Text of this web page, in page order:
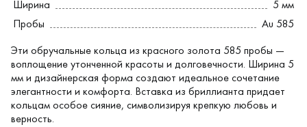
Ширина
5 мм
Пробы
Au 585
Эти обручальные кольца из красного золота 585 пробы —
воплощение утонченной красоты и долговечности. Ширина 5
мм и дизайнерская форма создают идеальное сочетание
элегантности и комфорта. Вставка из бриллианта придает
кольцам особое сияние, символизируя крепкую любовь и
верность.